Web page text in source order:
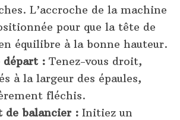
L’accroche de la machine
pour que la tête de
équilibre à la bonne hauteur.
départ : Tenez-vous droit,
à la largeur des épaules,
fléchis.
de balancier : Initiez un